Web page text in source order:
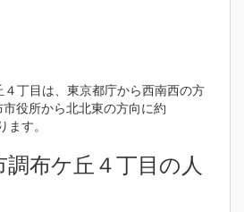
丁目は、東京都庁から西南西の方
役所から北北東の方向に約
す。
布ケ丘４丁目の人